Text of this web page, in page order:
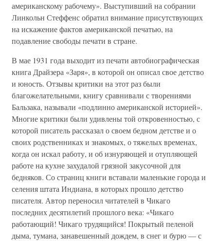
американскому рабочему». Выступивший на собрании
Линкольн Стеффенс обратил внимание присутствующих
на искажение фактов американской печатью, на
подавление свободы печати в стране.
В мае 1931 года выходит из печати автобиографическая
книга Драйзера «Заря», в которой он описал свое детство
и юность. Отзывы критики на этот раз были
благожелательными, книгу сравнивали с творениями
Бальзака, называли «подлинно американской историей».
Многие критики были удивлены той откровенностью, с
которой писатель рассказал о своем бедном детстве и о
своих родственниках и знакомых, о тяжелых временах,
когда он искал работу, и об изнуряющей и отупляющей
работе на кухне захудалой грязной закусочной для
бедняков. Со страниц книги вставали маленькие города и
селения штата Индиана, в которых прошло детство
писателя. Автор переносил читателей в Чикаго
последних десятилетий прошлого века: «Чикаго
работающий! Чикаго трудящийся! Покрытый пеленой
дыма, тумана, занавешенный дождем, в снег и бурю — с